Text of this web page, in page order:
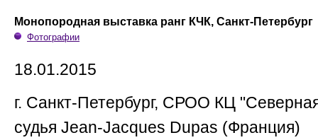
Монопородная выставка ранг КЧК, Санкт-Петербург
Фотографии
18.01.2015
г. Санкт-Петербург, СРОО КЦ
судья Jean-Jacques Dupas (Франция)